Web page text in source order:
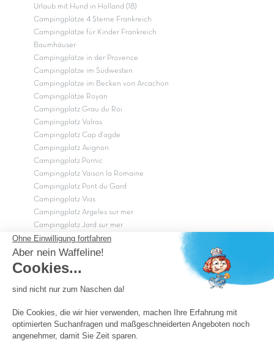
Urlaub mit Hund in Holland (18)
Campingplätze 4 Sterne Frankreich
Campingplätze für Kinder Frankreich
Baumhäuser
Campingplätze in der Provence
Campingplätze im Südwesten
Campingplätze im Becken von Arcachon
Campingplätze Royan
Campingplatz Grau du Roi
Campingplatz Valras
Campingplatz Cap d'agde
Campingplatz Avignon
Campingplatz Pornic
Campingplatz Vaison la Romaine
Campingplatz Pont du Gard
Campingplatz Vias
Campingplatz Argeles sur mer
Campingplatz Jard sur mer
Campingplatz Sarzeau
Campingplatz Fréjus
Campingplätze in Camargue
OK
Copyright Capfun 2026 ©